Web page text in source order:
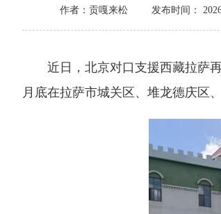
作者：贡嘎来松 发布时间：
近日，北京对口支援西藏拉萨再
月底在拉萨市城关区、堆龙德庆区